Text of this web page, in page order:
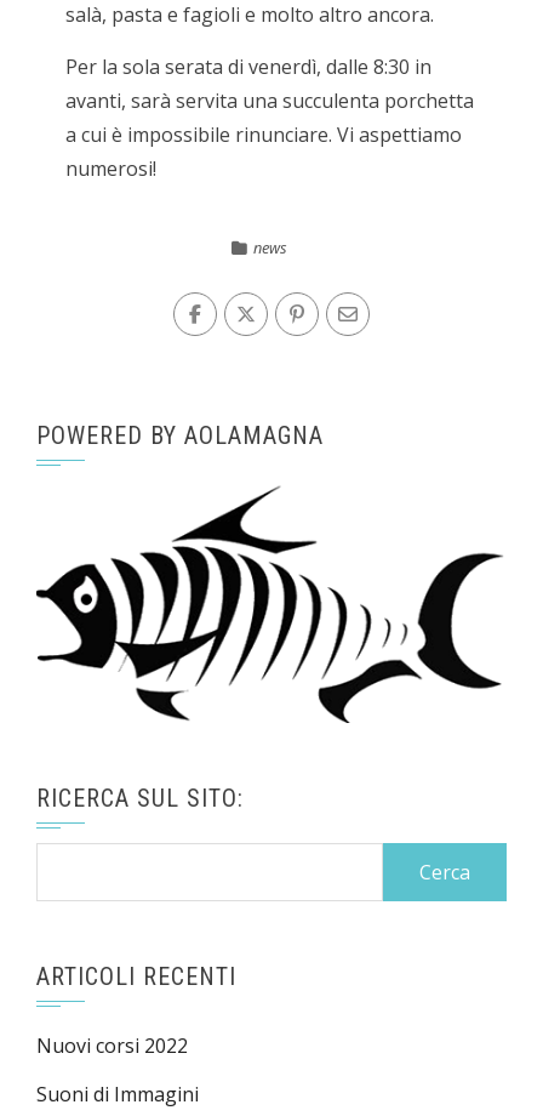
salà, pasta e fagioli e molto altro ancora.
Per la sola serata di venerdì, dalle 8:30 in
avanti, sarà servita una succulenta porchetta
a cui è impossibile rinunciare. Vi aspettiamo
numerosi!
news
POWERED BY AOLAMAGNA
RICERCA SUL SITO:
ARTICOLI RECENTI
Nuovi corsi 2022
Suoni di Immagini